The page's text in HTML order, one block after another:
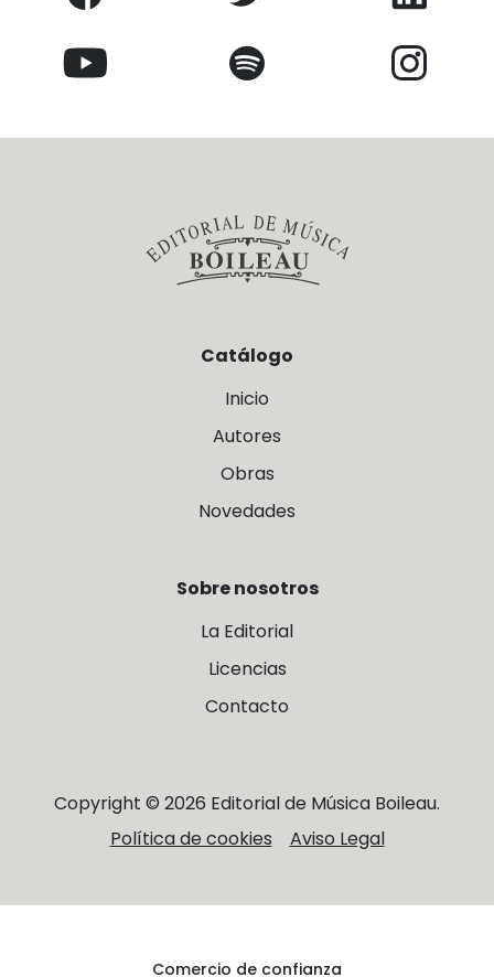
Catálogo
Inicio
Autores
Obras
Novedades
Sobre nosotros
La Editorial
Licencias
Contacto
Copyright © 2026 Editorial de Música Boileau.
Política de cookies
Aviso Legal
Comercio de confianza